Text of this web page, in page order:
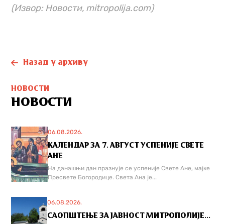
(Извор: Новости, mitropolija.com)
Назад у архиву
НОВОСТИ
НОВОСТИ
06.08.2026.
КАЛЕНДАР ЗА 7. АВГУСТ УСПЕНИЈЕ СВЕТЕ
АНЕ
На данашњи дан празнује се успеније Свете Ане, мајке
Пресвете Богородице. Света Ана је...
06.08.2026.
САОПШТЕЊЕ ЗА ЈАВНОСТ МИТРОПОЛИЈЕ...